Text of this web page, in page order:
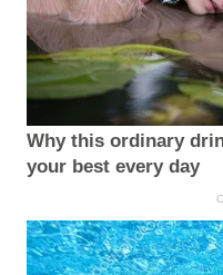
Why this ordinary
your best every day